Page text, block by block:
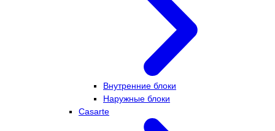
Внутренние блоки
Наружные блоки
Casarte